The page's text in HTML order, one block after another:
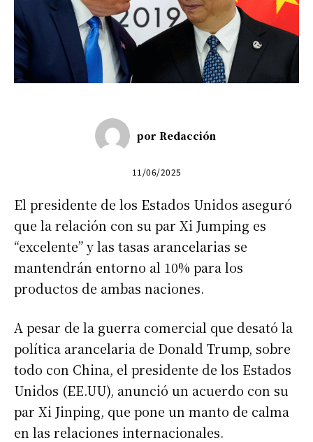
por Redacción
11/06/2025
El presidente de los Estados Unidos aseguró
que la relación con su par Xi Jumping es
“excelente” y las tasas arancelarias se
mantendrán entorno al 10% para los
productos de ambas naciones.
A pesar de la guerra comercial que desató la
política arancelaria de Donald Trump, sobre
todo con China, el presidente de los Estados
Unidos (EE.UU), anunció un acuerdo con su
par Xi Jinping, que pone un manto de calma
en las relaciones internacionales.